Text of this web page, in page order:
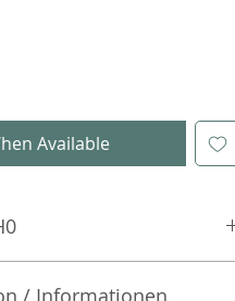
Available
/ Informationen